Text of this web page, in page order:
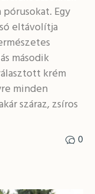
Egy
eltávolítja
második
krém
minden
száraz, zsíros
0